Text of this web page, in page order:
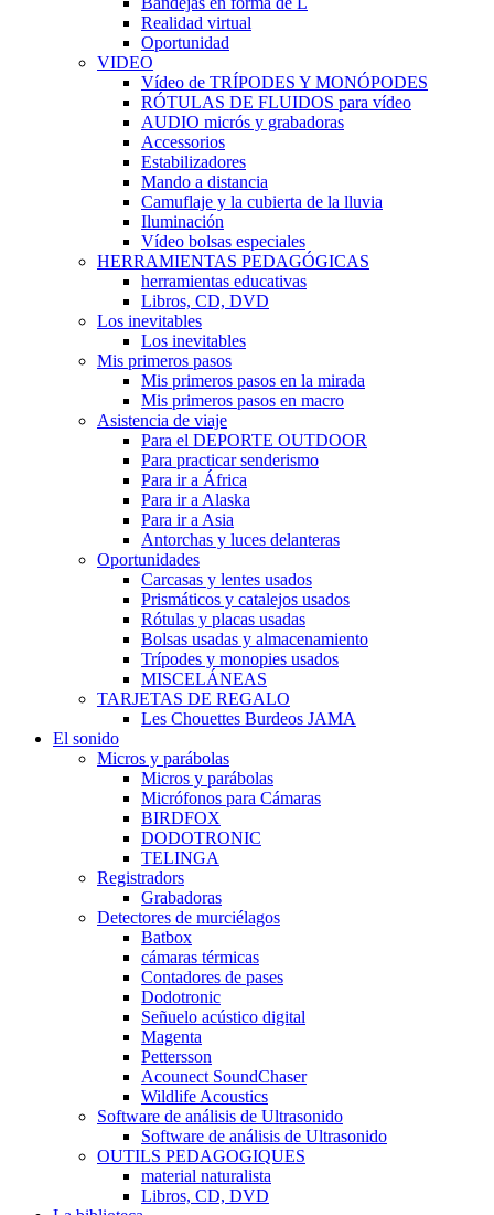
Realidad virtual
Oportunidad
VIDEO
Vídeo de TRÍPODES Y MONÓPODES
RÓTULAS DE FLUIDOS para vídeo
AUDIO micrós y grabadoras
Accessorios
Estabilizadores
Mando a distancia
Camuflaje y la cubierta de la lluvia
Iluminación
Vídeo bolsas especiales
HERRAMIENTAS PEDAGÓGICAS
herramientas educativas
Libros, CD, DVD
Los inevitables
Los inevitables
Mis primeros pasos
Mis primeros pasos en la mirada
Mis primeros pasos en macro
Asistencia de viaje
Para el DEPORTE OUTDOOR
Para practicar senderismo
Para ir a África
Para ir a Alaska
Para ir a Asia
Antorchas y luces delanteras
Oportunidades
Carcasas y lentes usados
Prismáticos y catalejos usados
Rótulas y placas usadas
Bolsas usadas y almacenamiento
Trípodes y monopies usados
MISCELÁNEAS
TARJETAS DE REGALO
Les Chouettes Burdeos JAMA
El sonido
Micros y parábolas
Micros y parábolas
Micrófonos para Cámaras
BIRDFOX
DODOTRONIC
TELINGA
Registradors
Grabadoras
Detectores de murciélagos
Batbox
cámaras térmicas
Contadores de pases
Dodotronic
Señuelo acústico digital
Magenta
Pettersson
Acounect SoundChaser
Wildlife Acoustics
Software de análisis de Ultrasonido
Software de análisis de Ultrasonido
OUTILS PEDAGOGIQUES
material naturalista
Libros, CD, DVD